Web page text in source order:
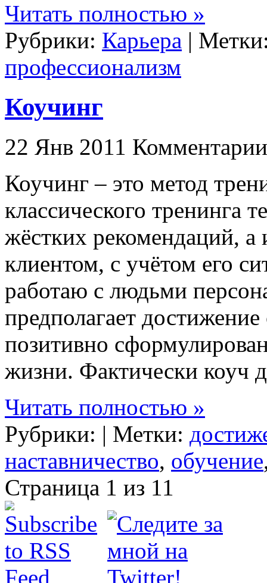
Читать полностью »
Рубрики: Карьера |
профессионализм
Коучинг
22 Янв 2011 Комментарии
Коучинг – это метод
классического тренинга
жёстких рекомендаций,
клиентом, с учётом его
работаю с людьми
предполагает
позитивно
жизни. Фактически коуч
Читать полностью »
Рубрики: | Метки:
наставничество, обучение
Страница 1 из 11